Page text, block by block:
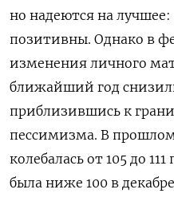
но надеются на
позитивны. Однако в
изменения личного
ближайший год
приблизившись к
пессимизма. В
колебалась от 105 до
была ниже 100 в